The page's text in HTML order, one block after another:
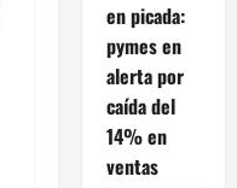
en picada:
pymes en
alerta por
caída del
14% en
ventas